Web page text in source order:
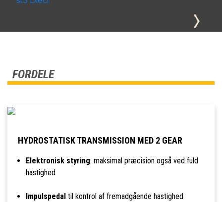
FORDELE
HYDROSTATISK TRANSMISSION MED 2 GEAR
Elektronisk styring: maksimal præcision også ved fuld
hastighed
Impulspedal til kontrol af fremadgående hastighed